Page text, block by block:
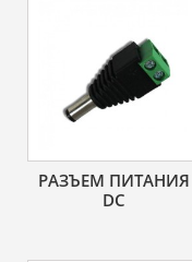
РАЗЪЕМ ПИТАНИЯ
DC